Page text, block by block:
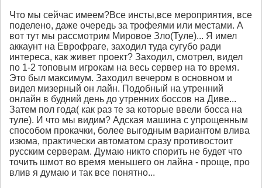
Что мы сейчас имеем?Все инсты,все мероприятия, все
поделено, даже очередь за трофеями или местами. А
вот тут мы рассмотрим Мировое Зло(Туле)... Я имел
аккаунт на Еврофраге, заходил туда сугубо ради
интереса, как живет проект? Заходил, смотрел, видел
по 1-2 топовым игрокам на весь сервер на то время.
Это был максимум. Заходил вечером в основном и
видел мизерный он лайн. Подобный на утренний
онлайн в будний день до утренних боссов на Диве...
Затем пол года( как раз те за которые ввели босса на
туле). И что мы видим? Адская машина с упрощенным
способом прокачки, более выгодным вариантом влива
изюма, практически автоматом сразу противостоит
русским серверам. Думаю никто спорить не будет что
точить шмот во время меньшего он лайна - проще, про
влив я думаю и так все понятно...